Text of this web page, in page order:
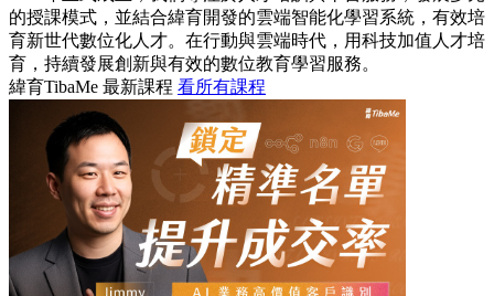
的授課模式，並結合緯育開發的雲端智能化學習系統，有效培
育新世代數位化人才。在行動與雲端時代，用科技加值人才培
育，持續發展創新與有效的數位教育學習服務。
緯育TibaMe 最新課程 看所有課程